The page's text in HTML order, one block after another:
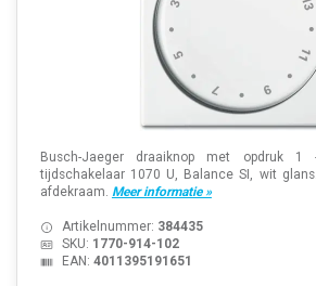
Busch-Jaeger draaiknop met opdruk
tijdschakelaar 1070 U, Balance SI, wit
afdekraam. Meer informatie »
Artikelnummer: 384435
SKU: 1770-914-102
EAN: 4011395191651